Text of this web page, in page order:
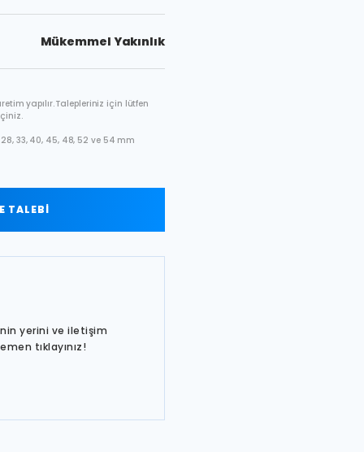
Mükemmel Yakınlık
yapılır. Talepleriniz için lütfen
33, 40, 45, 48, 52 ve 54 mm
TALEBİ
yerini ve iletişim
tıklayınız!